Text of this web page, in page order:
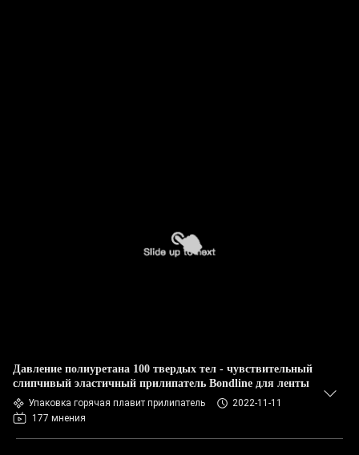
Давление полиуретана 100 твердых тел - чувствительный
слипчивый эластичный прилипатель Bondline для ленты
Упаковка горячая плавит прилипатель
2022-11-11
177 мнения